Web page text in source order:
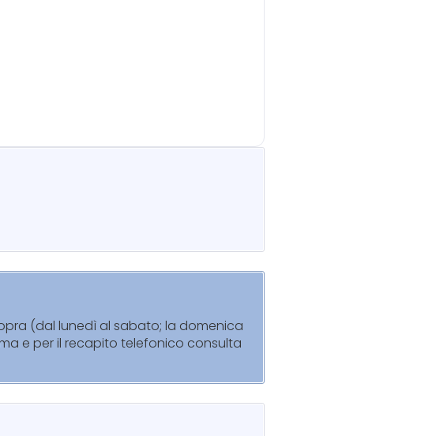
(dal lunedì al sabato; la domenica
e per il recapito telefonico consulta